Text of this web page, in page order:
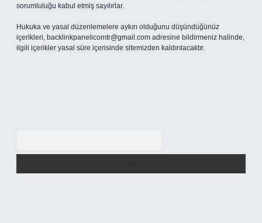
sorumluluğu kabul etmiş sayılırlar.
Hukuka ve yasal düzenlemelere aykırı olduğunu düşündüğünüz
içerikleri, backlinkpanelicomtr@gmail.com adresine bildirmeniz halinde,
ilgili içerikler yasal süre içerisinde sitemizden kaldırılacaktır.